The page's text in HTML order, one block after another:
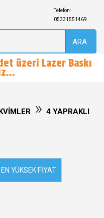
Telefon:
05331551469
ARA
üzeri Lazer Baskı
» 4 YAPRAKLI
EN YÜKSEK FIYAT